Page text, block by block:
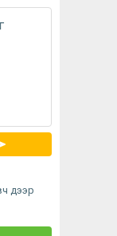
дээр